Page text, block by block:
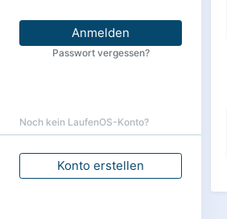
Anmelden
Passwort vergessen?
Noch kein LaufenOS-Konto?
Konto erstellen